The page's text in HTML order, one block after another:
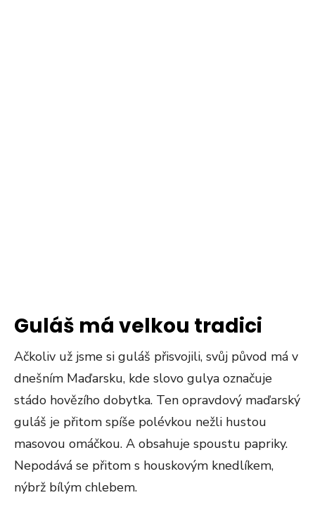
Guláš má velkou tradici
Ačkoliv už jsme si guláš přisvojili, svůj původ má v
dnešním Maďarsku, kde slovo gulya označuje
stádo hovězího dobytka. Ten opravdový maďarský
guláš je přitom spíše polévkou nežli hustou
masovou omáčkou. A obsahuje spoustu papriky.
Nepodává se přitom s houskovým knedlíkem,
nýbrž bílým chlebem.